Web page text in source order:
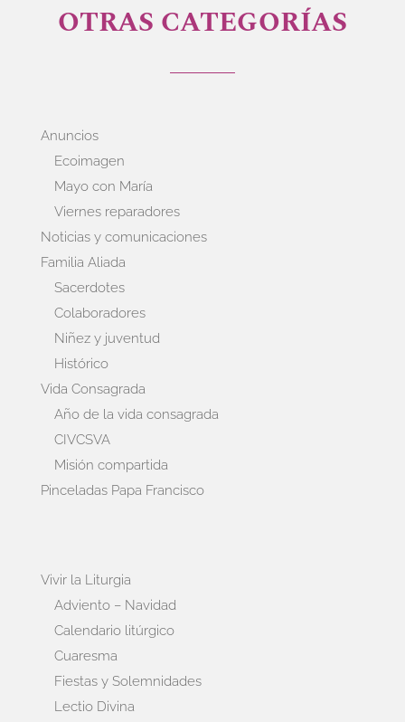
OTRAS CATEGORÍAS
Anuncios
Ecoimagen
Mayo con María
Viernes reparadores
Noticias y comunicaciones
Familia Aliada
Sacerdotes
Colaboradores
Niñez y juventud
Histórico
Vida Consagrada
Año de la vida consagrada
CIVCSVA
Misión compartida
Pinceladas Papa Francisco
Vivir la Liturgia
Adviento – Navidad
Calendario litúrgico
Cuaresma
Fiestas y Solemnidades
Lectio Divina